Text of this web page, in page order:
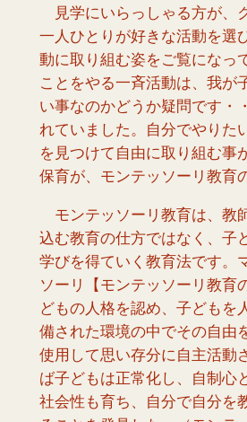
見学にいらっしゃる方が、
一人ひとりが好きな活動を選
動に取り組む姿をご覧になっ
ことをやる一斉活動は、我が
い事なのかどうか疑問です・
れていました。自分でやりた
を見つけて自由に取り組む事
保育が、モンテッソーリ教育
モンテッソーリ教育は、教
込む教育の仕方ではなく、子
学びを得ていく教育法です。
ソーリ【モンテッソーリ教育
どもの人格を認め、子どもを
備された環境の中でその自由
使用して思い存分に自主活動
ば子どもは正常化し、自制心
社会性も育ち、自分で自分を